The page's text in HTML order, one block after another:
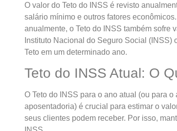
O valor do Teto do INSS é revisto
salário mínimo e outros fatores
anualmente, o Teto do INSS também sofre
Instituto Nacional do Seguro Social
Teto em um determinado ano.
Teto do INSS Atual: O
O Teto do INSS para o ano atual (ou para
aposentadoria) é crucial para estimar o
seus clientes podem receber. Por isso,